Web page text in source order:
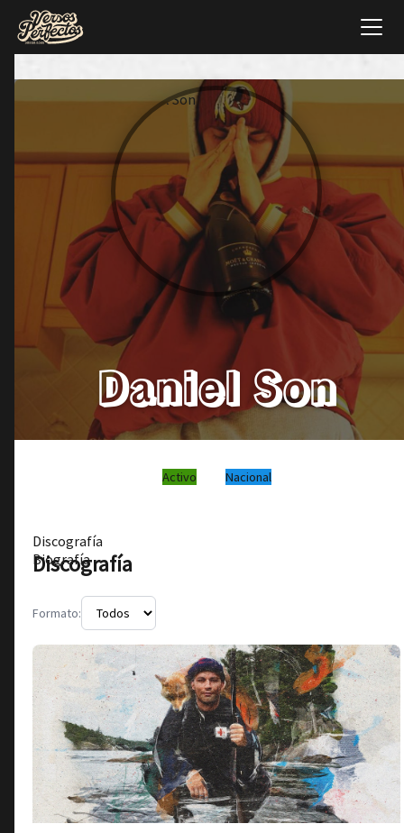
Daniel Son
Activo Nacional
Discografía
Biografía
Discografía
Formato: